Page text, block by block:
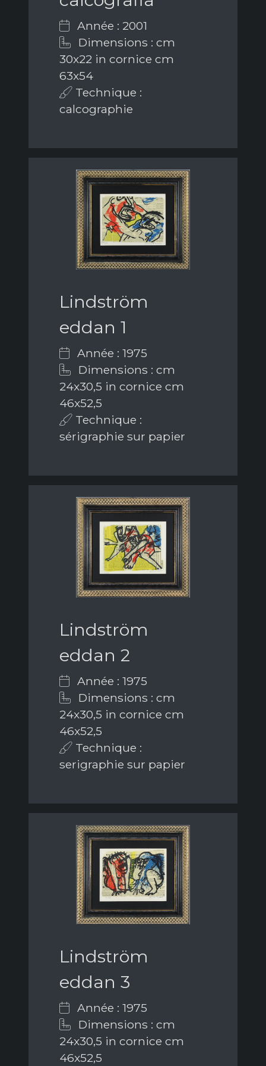
Année : 2001
Dimensions : cm
30x22 in cornice cm
63x54
Technique :
calcographie
Lindström
eddan 1
Année : 1975
Dimensions : cm
24x30,5 in cornice cm
46x52,5
Technique :
sérigraphie sur papier
Lindström
eddan 2
Année : 1975
Dimensions : cm
24x30,5 in cornice cm
46x52,5
Technique :
serigraphie sur papier
Lindström
eddan 3
Année : 1975
Dimensions : cm
24x30,5 in cornice cm
46x52,5